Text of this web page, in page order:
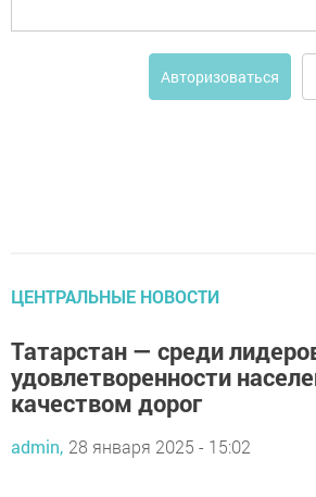
Авторизоваться
ЦЕНТРАЛЬНЫЕ НОВОСТИ
Татарстан — среди
удовлетворенности
качеством дорог
admin, 28 января 2025 - 15:02